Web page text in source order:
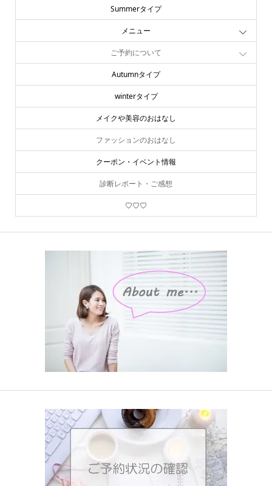
Summerタイプ
メニュー
ご予約について
Autumnタイプ
winterタイプ
メイクや美容のおはなし
ファッションのおはなし
クーポン・イベント情報
診断レポート・ご感想
♡♡♡